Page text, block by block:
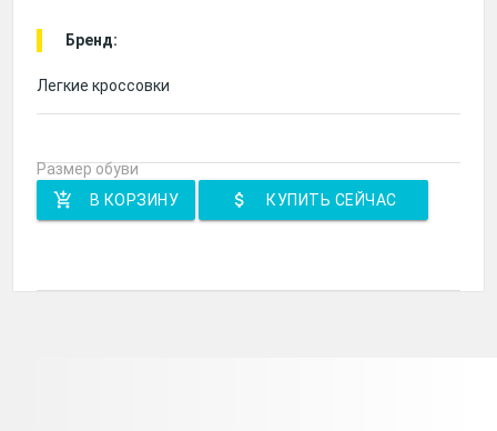
Бренд:
Легкие кроссовки
Размер обуви
В КОРЗИНУ
add_shopping_cart КУПИТЬ СЕЙЧАС
attach_money